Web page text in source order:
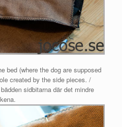
bed (where the dog are supposed
created by the side pieces. /
sidbitarna där det mindre